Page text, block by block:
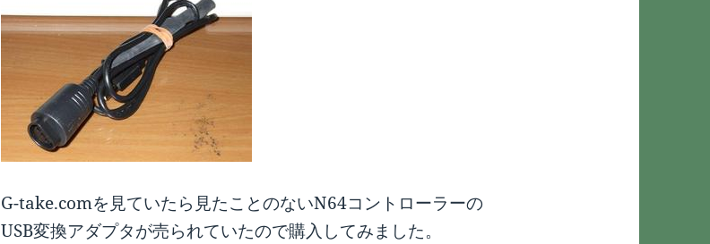
G-take.comを見ていたら見たことのないN64コントローラーの
USB変換アダプタが売られていたので購入してみました。